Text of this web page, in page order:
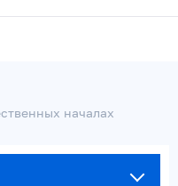
началах